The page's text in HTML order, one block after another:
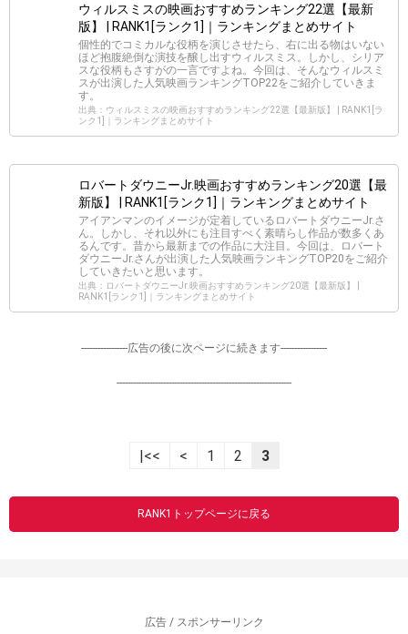
ウィルスミスの映画おすすめランキング22選【最新
版】 | RANK1[ランク1]｜ランキングまとめサイト
個性的でコミカルな役柄を演じさせたら、右に出る物はいない
ほど抱腹絶倒な演技を醸し出すウィルスミス。しかし、シリア
スな役柄もさすがの一言ですよね。今回は、そんなウィルスミ
スが出演した人気映画ランキングTOP22をご紹介していきま
す。
出典：ウィルスミスの映画おすすめランキング22選【最新版】 | RANK1[ラ
ンク1]｜ランキングまとめサイト
ロバートダウニーJr.映画おすすめランキング20選【最
新版】 | RANK1[ランク1]｜ランキングまとめサイト
アイアンマンのイメージが定着しているロバートダウニーJr.さ
ん。しかし、それ以外にも注目すべく素晴らし作品が数多くあ
るんです。昔から最新までの作品に大注目。今回は、ロバート
ダウニーJr.さんが出演した人気映画ランキングTOP20をご紹介
していきたいと思います。
出典：ロバートダウニーJr.映画おすすめランキング20選【最新版】 |
RANK1[ランク1]｜ランキングまとめサイト
-----------------広告の後に次ページに続きます-----------------
----------------------------------------------------------------
|<< < 1 2 3
RANK1トップページに戻る
広告 / スポンサーリンク